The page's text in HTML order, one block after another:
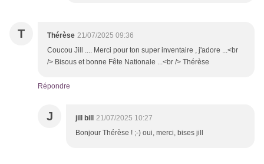
T Thérèse 21/07/2025 09:36
Coucou Jill .... Merci pour ton super inventaire , j'adore ...<br
/> Bisous et bonne Fête Nationale ...<br /> Thérèse
Répondre
J jill bill
21/07/2025 10:27
Bonjour Thérèse ! ;-) oui, merci, bises jill